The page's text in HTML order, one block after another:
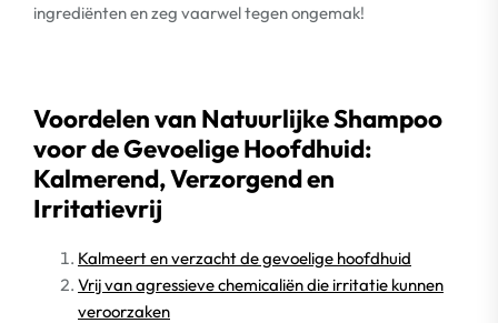
ingrediënten en zeg vaarwel tegen ongemak!
Voordelen van Natuurlijke Shampoo
voor de Gevoelige Hoofdhuid:
Kalmerend, Verzorgend en
Irritatievrij
Kalmeert en verzacht de gevoelige hoofdhuid
Vrij van agressieve chemicaliën die irritatie kunnen
veroorzaken